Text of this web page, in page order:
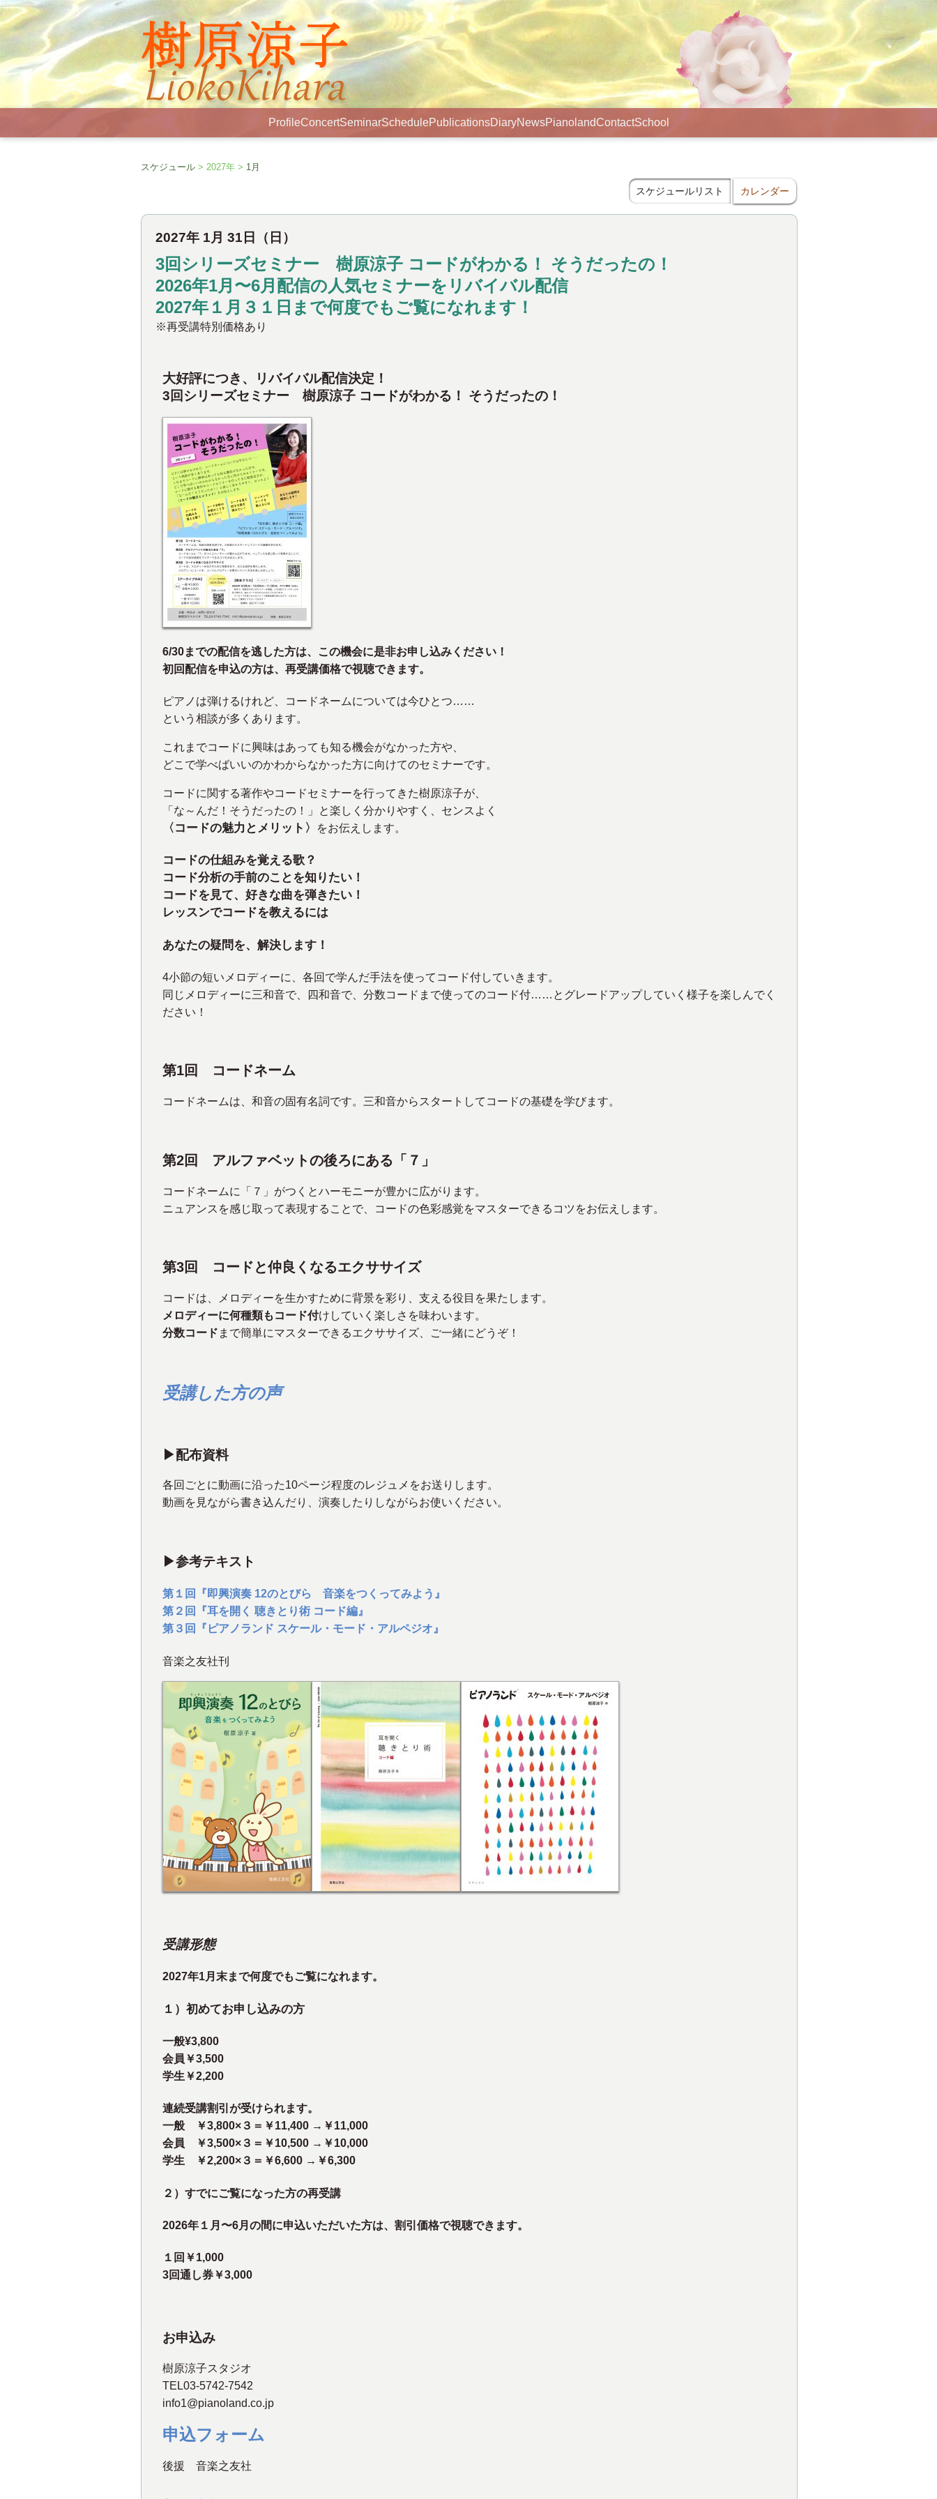
ProfileConcertSeminarSchedulePublicationsDiaryNewsPianolandContactSchool
スケジュール > 2027年 > 1月
スケジュールリスト カレンダー
2027年 1月 31日（日）
3回シリーズセミナー 樹原涼子 コードがわかる！ そうだったの！
2026年1月〜6月配信の人気セミナーをリバイバル配信
2027年１月３１日まで何度でもご覧になれます！
※再受講特別価格あり
大好評につき、リバイバル配信決定！
3回シリーズセミナー 樹原涼子 コードがわかる！ そうだったの！
6/30までの配信を逃した方は、この機会に是非お申し込みください！
初回配信を申込の方は、再受講価格で視聴できます。
ピアノは弾けるけれど、コードネームについては今ひとつ……
という相談が多くあります。
これまでコードに興味はあっても知る機会がなかった方や、
どこで学べばいいのかわからなかった方に向けてのセミナーです。
コードに関する著作やコードセミナーを行ってきた樹原涼子が、
「な～んだ！そうだったの！」と楽しく分かりやすく、センスよく
〈コードの魅力とメリット〉 をお伝えします。
コードの仕組みを覚える歌？
コード分析の手前のことを知りたい！
コードを見て、 好きな曲を弾きたい！
レッスンでコードを教えるには
あなたの疑問を、 解決します！
4小節の短いメロディーに、各回で学んだ手法を使ってコード付していきます。
同じメロディーに三和音で、四和音で、分数コードまで使ってのコード付……とグレードアップしていく様子を楽しんでく
ださい！
第1回 コードネーム
コードネームは、和音の固有名詞です。三和音からスタートしてコードの基礎を学びます。
第2回 アルファベットの後ろにある「７」
コードネームに「７」がつくとハーモニーが豊かに広がります。
ニュアンスを感じ取って表現することで、コードの色彩感覚をマスターできるコツをお伝えします。
第3回 コードと仲良くなるエクササイズ
コードは、メロディーを生かすために背景を彩り、支える役目を果たします。
メロディーに何種類もコード付けしていく楽しさを味わいます。
分数コード まで簡単にマスターできるエクササイズ、ご一緒にどうぞ！
受講した方の声
▶︎配布資料
各回ごとに動画に沿った10ページ程度のレジュメをお送りします。
動画を見ながら書き込んだり、演奏したりしながらお使いください。
▶︎参考テキスト
第１回『即興演奏 12のとびら 音楽をつくってみよう』
第２回『耳を開く 聴きとり術 コード編』
第３回『ピアノランド スケール・モード・アルペジオ』
音楽之友社刊
受講形態
2027年1月末まで何度でもご覧になれます。
１） 初めてお申し込みの方
一般¥3,800
会員￥3,500
学生￥2,200
連続受講割引が受けられます。
一般 ￥3,800×３＝￥11,400 → ￥11,000
会員 ￥3,500×３＝￥10,500 → ￥10,000
学生 ￥2,200×３＝￥6,600 →￥6,300
２）すでにご覧になった方の再受講
2026年１月〜6月の間に申込いただいた方は、割引価格で視聴できます。
１回￥1,000
3回通し券￥3,000
お申込み
樹原涼子スタジオ
TEL03-5742-7542
info1@pianoland.co.jp
申込フォーム
後援 音楽之友社